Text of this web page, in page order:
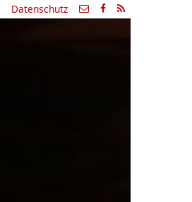
Datenschutz